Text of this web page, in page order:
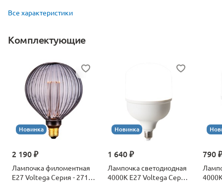
Все характеристики
Комплектующие
Новинка
2 190 ₽
Лампочка филоментная
Е27 Voltega Серия - 271
Новинка
1 640 ₽
Лампочка светодиодная
4000К Е27 Voltega Серия
790